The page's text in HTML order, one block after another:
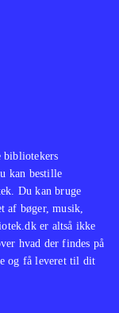
bibliotekers
kan bestille
Du kan bruge
af bøger, musik,
er altså ikke
hvad der findes på
og få leveret til dit